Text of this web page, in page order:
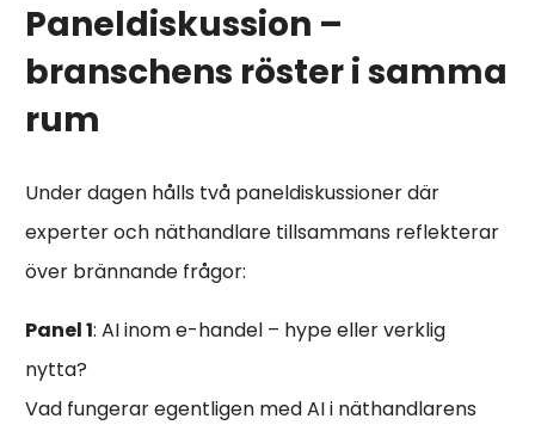
Paneldiskussion –
branschens röster i samma
rum
Under dagen hålls två paneldiskussioner där
experter och näthandlare tillsammans reflekterar
över brännande frågor:
Panel 1: AI inom e-handel – hype eller verklig
nytta?
Vad fungerar egentligen med AI i näthandlarens